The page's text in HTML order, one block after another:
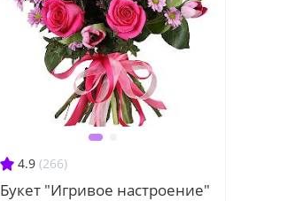
4.9 (266)
Букет "Игривое настроение"